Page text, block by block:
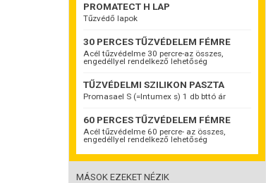
PROMATECT H LAP
Tűzvédő lapok
30 PERCES TŰZVÉDELEM FÉMRE
Acél tűzvédelme 30 percre-az összes,
engedéllyel rendelkező lehetőség
TŰZVÉDELMI SZILIKON PASZTA
Promasael S (=Intumex s) 1 db bttó ár
60 PERCES TŰZVÉDELEM FÉMRE
Acél tűzvédelme 60 percre- az összes,
engedéllyel rendelkező lehetőség
MÁSOK EZEKET NÉZIK